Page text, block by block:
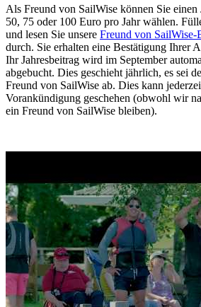
Als Freund von SailWise können Sie einen
50, 75 oder 100 Euro pro Jahr wählen.
und lesen Sie unsere Freund von SailWise-
durch. Sie erhalten eine Bestätigung Ihrer
Ihr Jahresbeitrag wird im September
abgebucht. Dies geschieht jährlich, es sei
Freund von SailWise ab. Dies kann
Vorankündigung geschehen (obwohl wir
ein Freund von SailWise bleiben).